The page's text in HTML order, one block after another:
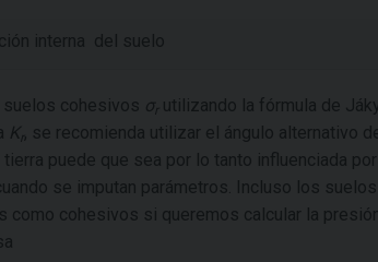
interna del suelo
suelos cohesivos σr utilizando la fórmula de
Kr, se recomienda utilizar el ángulo alternativo
puede que sea por lo tanto influenciada
se imputan parámetros. Incluso los
como cohesivos si queremos calcular la